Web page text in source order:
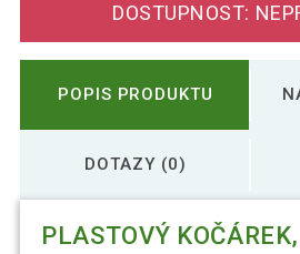
DOSTUPNOST:
POPIS PRODUKTU
DOTAZY (0)
PLASTOVÝ